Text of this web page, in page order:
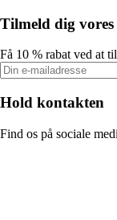
Tilmeld dig
Få 10 % rabat ved at
Hold kontakten
Find os på sociale